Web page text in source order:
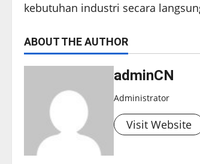
kebutuhan industri secara
ABOUT THE AUTHOR
adminCN
Administrator
Visit Website